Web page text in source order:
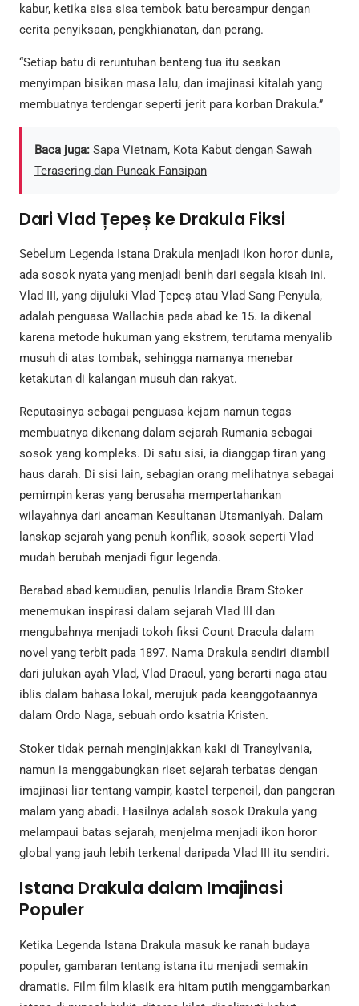
kabur, ketika sisa sisa tembok batu bercampur dengan
cerita penyiksaan, pengkhianatan, dan perang.
“Setiap batu di reruntuhan benteng tua itu seakan
menyimpan bisikan masa lalu, dan imajinasi kitalah yang
membuatnya terdengar seperti jerit para korban Drakula.”
Baca juga: Sapa Vietnam, Kota Kabut dengan Sawah
Terasering dan Puncak Fansipan
Dari Vlad Țepeș ke Drakula Fiksi
Sebelum Legenda Istana Drakula menjadi ikon horor dunia,
ada sosok nyata yang menjadi benih dari segala kisah ini.
Vlad III, yang dijuluki Vlad Țepeș atau Vlad Sang Penyula,
adalah penguasa Wallachia pada abad ke 15. Ia dikenal
karena metode hukuman yang ekstrem, terutama menyalib
musuh di atas tombak, sehingga namanya menebar
ketakutan di kalangan musuh dan rakyat.
Reputasinya sebagai penguasa kejam namun tegas
membuatnya dikenang dalam sejarah Rumania sebagai
sosok yang kompleks. Di satu sisi, ia dianggap tiran yang
haus darah. Di sisi lain, sebagian orang melihatnya sebagai
pemimpin keras yang berusaha mempertahankan
wilayahnya dari ancaman Kesultanan Utsmaniyah. Dalam
lanskap sejarah yang penuh konflik, sosok seperti Vlad
mudah berubah menjadi figur legenda.
Berabad abad kemudian, penulis Irlandia Bram Stoker
menemukan inspirasi dalam sejarah Vlad III dan
mengubahnya menjadi tokoh fiksi Count Dracula dalam
novel yang terbit pada 1897. Nama Drakula sendiri diambil
dari julukan ayah Vlad, Vlad Dracul, yang berarti naga atau
iblis dalam bahasa lokal, merujuk pada keanggotaannya
dalam Ordo Naga, sebuah ordo ksatria Kristen.
Stoker tidak pernah menginjakkan kaki di Transylvania,
namun ia menggabungkan riset sejarah terbatas dengan
imajinasi liar tentang vampir, kastel terpencil, dan pangeran
malam yang abadi. Hasilnya adalah sosok Drakula yang
melampaui batas sejarah, menjelma menjadi ikon horor
global yang jauh lebih terkenal daripada Vlad III itu sendiri.
Istana Drakula dalam Imajinasi
Populer
Ketika Legenda Istana Drakula masuk ke ranah budaya
populer, gambaran tentang istana itu menjadi semakin
dramatis. Film film klasik era hitam putih menggambarkan